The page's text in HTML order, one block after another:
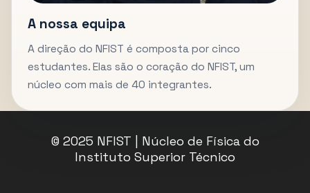
A nossa equipa
A direção do NFIST é composta por cinco
estudantes. Elas são o coração do NFIST, um
núcleo com mais de 40 integrantes.
© 2025 NFIST | Núcleo de Física do
Instituto Superior Técnico